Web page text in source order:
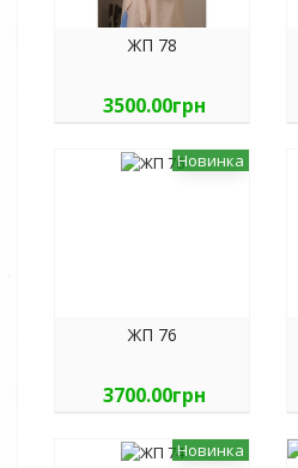
ЖП 78
3500.00грн
Новинка
ЖП 76
3700.00грн
Новинка